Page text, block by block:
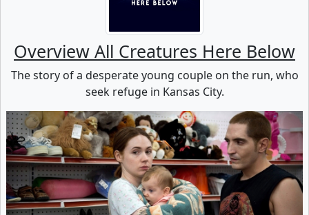
Overview All Creatures Here Below
The story of a desperate young couple on the run, who
seek refuge in Kansas City.